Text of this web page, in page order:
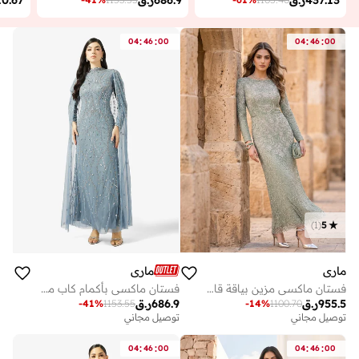
04:46:00
5
(
1
)
ماري
فستان ماكسي مزين بياقة قارب
ر.ق955.5
1100.70
-14%
توصيل مجاني
04:46:00
ماري
فستان ماكسي بأكمام كاب مرصع بالترتر
ر.ق686.9
1153.55
-41%
توصيل مجاني
04:46:00
04:46:00